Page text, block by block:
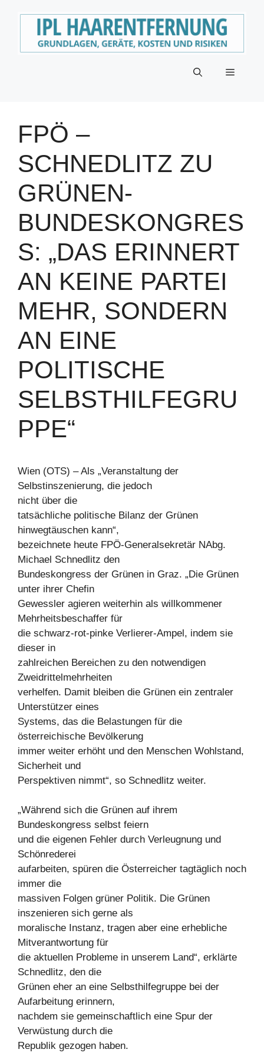
Menü
FPÖ –
SCHNEDLITZ ZU
GRÜNEN-
BUNDESKONGRES
S: „DAS ERINNERT
AN KEINE PARTEI
MEHR, SONDERN
AN EINE
POLITISCHE
SELBSTHILFEGRU
PPE“
Wien (OTS) – Als „Veranstaltung der
Selbstinszenierung, die jedoch
nicht über die
tatsächliche politische Bilanz der Grünen
hinwegtäuschen kann“,
bezeichnete heute FPÖ-Generalsekretär NAbg.
Michael Schnedlitz den
Bundeskongress der Grünen in Graz. „Die Grünen
unter ihrer Chefin
Gewessler agieren weiterhin als willkommener
Mehrheitsbeschaffer für
die schwarz-rot-pinke Verlierer-Ampel, indem sie
dieser in
zahlreichen Bereichen zu den notwendigen
Zweidrittelmehrheiten
verhelfen. Damit bleiben die Grünen ein zentraler
Unterstützer eines
Systems, das die Belastungen für die
österreichische Bevölkerung
immer weiter erhöht und den Menschen Wohlstand,
Sicherheit und
Perspektiven nimmt“, so Schnedlitz weiter.
„Während sich die Grünen auf ihrem
Bundeskongress selbst feiern
und die eigenen Fehler durch Verleugnung und
Schönrederei
aufarbeiten, spüren die Österreicher tagtäglich noch
immer die
massiven Folgen grüner Politik. Die Grünen
inszenieren sich gerne als
moralische Instanz, tragen aber eine erhebliche
Mitverantwortung für
die aktuellen Probleme in unserem Land“, erklärte
Schnedlitz, den die
Grünen eher an eine Selbsthilfegruppe bei der
Aufarbeitung erinnern,
nachdem sie gemeinschaftlich eine Spur der
Verwüstung durch die
Republik gezogen haben.